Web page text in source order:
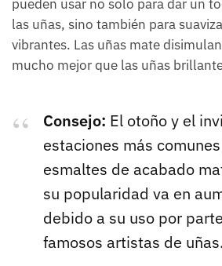
pueden usar no solo para dar un
las uñas, sino también para
vibrantes. Las uñas mate
mucho mejor que las uñas
Consejo: El otoño y el
estaciones más
esmaltes de acabado
su popularidad va en
debido a su uso por
famosos artistas de uñas.